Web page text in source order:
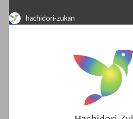
hachidori-zukan